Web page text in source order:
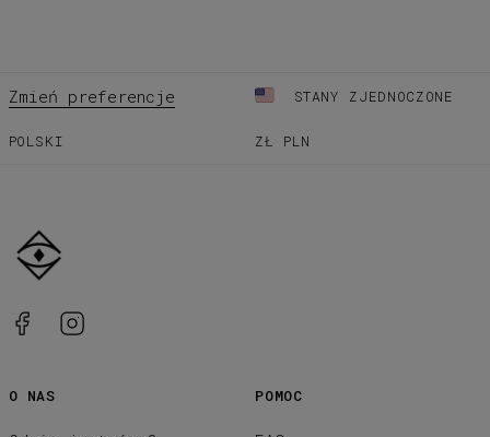
Zmień preferencje STANY ZJEDNOCZONE
POLSKI ZŁ PLN
O NAS POMOC